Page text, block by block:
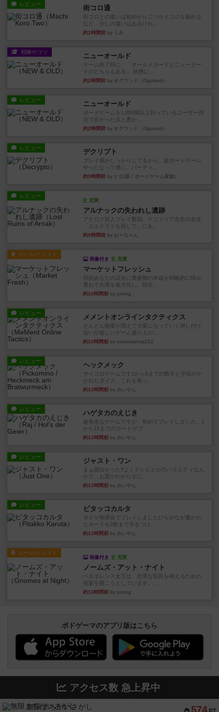
レビュー 街コロ通
街コロとの違いは初めから二つサイコロを振れる
など、少しの違いはあるけれ...
約1時間前 by くみ
戦略やコツ ニューオールド
ゲーム終了時に、「オールドカードとニューカー
ドのどちらもある」 状態に...
約2時間前 by オグランド（Oguland）
レビュー ニューオールド
ボードゲームを1,000個以上持っているユーザー視
点で良かった点と悪か...
約2時間前 by オグランド（Oguland）
レビュー デクリプト
プレイ感がしっかりしてるから、超ボードゲーム
やったなって感じ。パーティ...
約3時間前 by ヒロ(新！ボードゲーム家族)
レビュー
充実
アルナックの失われし遺跡
アナログ対人プレイ数回。クニツィア先生の名作
「エルドラドを探して」にあ...
約5時間前 by おーちゃん
ルール/インスト
画像付き 充実
マーケットフレッシュ
目的あなたの店先に農産物の木箱を戦略的に積み
重ねて在庫を最大化し、競合...
約10時間前 by jurong
レビュー メメントオンラインタクティクス
どんどん物量が増えて大変になっていく押し付け
合いが楽しいゲーム盛り上が...
約10時間前 by nekomanma222
レビュー ヘックメック
サイコロゲームです1から5までの数字と芋虫がか
かれたダイス。これを振っ...
約12時間前 by みいやん
レビュー ハゲタカのえじき
超有名なゲームですが、初めてプレイしました。1
から15までのカードがプ...
約12時間前 by みいやん
レビュー ジャスト・ワン
まぁ面白かった‼️よくテレビとかのバラエティなん
かで、お題がわからずに...
約12時間前 by みいやん
レビュー ピタッコカルタ
ボドゲ相席会でプレイしましたひらがなが書かれ
たカードを2枚まで手をつけ...
約12時間前 by みいやん
ルール/インスト
画像付き 充実
ノームズ・アット・ナイト
ベネボレンス女王は、忠実な臣民を称えるための
祝宴を開こうとしています。...
約13時間前 by jurong
ボドゲーマのアプリ版はこちら
アクセス数 急上昇中
574
無限まちがいさがし